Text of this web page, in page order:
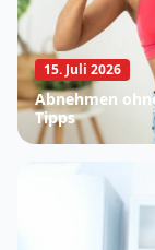
15. Juli 2026
Abnehmen
Tipps